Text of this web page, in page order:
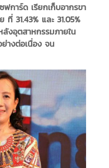
การ์ด เรียกเก็บอากรขา
31.43% และ 31.05%
ลังอุตสาหกรรมภายใน
ย่างต่อเนื่อง จน